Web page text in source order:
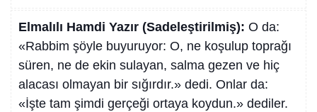
Elmalılı Hamdi Yazır (Sadeleştirilmiş): O da:
«Rabbim şöyle buyuruyor: O, ne koşulup toprağı
süren, ne de ekin sulayan, salma gezen ve hiç
alacası olmayan bir sığırdır.» dedi. Onlar da:
«İşte tam şimdi gerçeği ortaya koydun.» dediler.